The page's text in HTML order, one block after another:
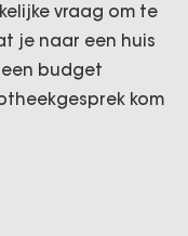
vraag om te
je naar een huis
budget
kom